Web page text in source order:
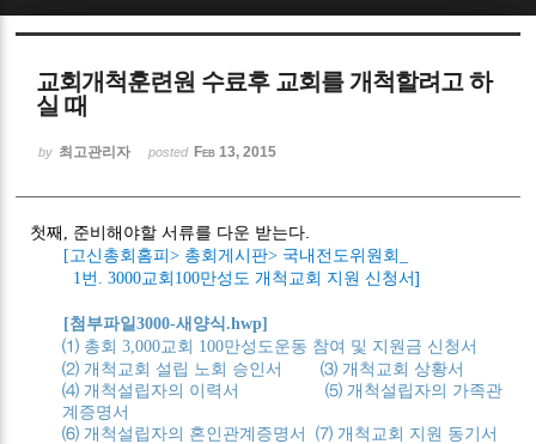
교회개척훈련원 수료후 교회를 개척할려고 하
실 때
by 최고관리자 posted Feb 13, 2015
첫째 준비해야할 서류를 다운 받는다.
[ 고신총회홈피> 총회게시판> 국내전도위원회
1 번 . 3000교회 100만성도 개척교회 지원 신청서]
[첨부파일3000-새양식.hwp]
⑴ 총회3,000교회 100만성도운동 참여 및 지원금 신청서
⑵ 개척교회 설립 노회 승인서 ⑶ 개척교회 상황서
⑷ 개척설립자의 이력서 ⑸ 개척설립자의 가족관
계증명서
⑹ 개척설립자의 혼인관계증명서 ⑺ 개척교회 지원 동기서
Sketchbook5, 스케치북5
Sketchbook5, 스케치북5